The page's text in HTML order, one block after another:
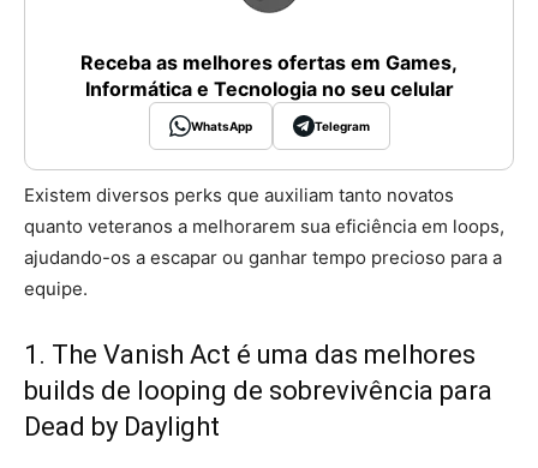
Receba as melhores ofertas em Games,
Informática e Tecnologia no seu celular
WhatsApp Telegram
Existem diversos perks que auxiliam tanto novatos
quanto veteranos a melhorarem sua eficiência em loops,
ajudando-os a escapar ou ganhar tempo precioso para a
equipe.
1. The Vanish Act é uma das melhores
builds de looping de sobrevivência para
Dead by Daylight